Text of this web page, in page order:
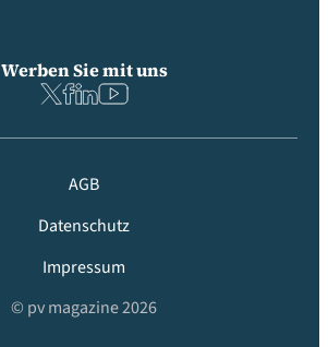
Werben Sie mit uns
AGB
Datenschutz
Impressum
© pv magazine 2026